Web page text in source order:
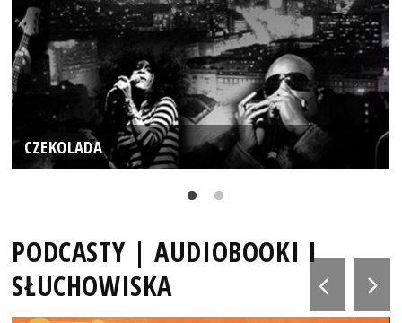
CZEKOLADA
PODCASTY | AUDIOBOOKI I
SŁUCHOWISKA